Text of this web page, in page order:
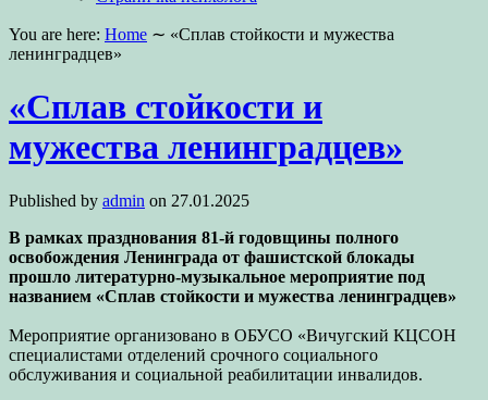
You are here: Home ∼ «Сплав стойкости и мужества
ленинградцев»
«Сплав стойкости и
мужества ленинградцев»
Published by admin on 27.01.2025
В рамках празднования 81-й годовщины полного
освобождения Ленинграда от фашистской блокады
прошло литературно-музыкальное мероприятие под
названием «Сплав стойкости и мужества ленинградцев»
Мероприятие организовано в ОБУСО «Вичугский КЦСОН
специалистами отделений срочного социального
обслуживания и социальной реабилитации инвалидов.